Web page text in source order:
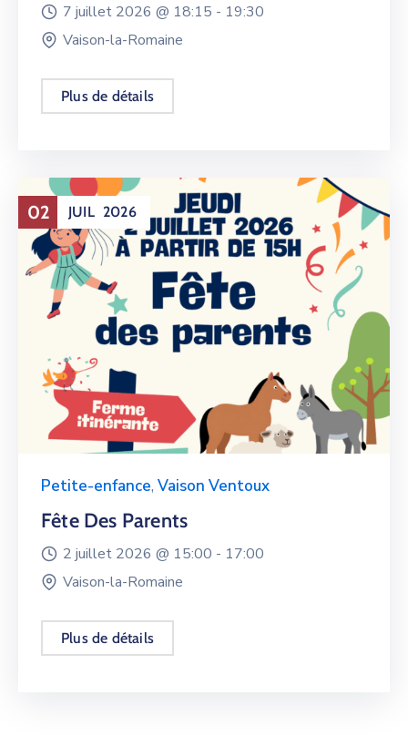
7 juillet 2026 @ 18:15 - 19:30
Vaison-la-Romaine
Plus de détails
02 JUIL 2026
Petite-enfance, Vaison Ventoux
Fête Des Parents
2 juillet 2026 @ 15:00 - 17:00
Vaison-la-Romaine
Plus de détails